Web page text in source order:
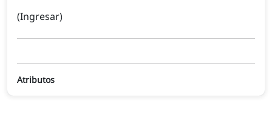
(Ingresar)
Atributos